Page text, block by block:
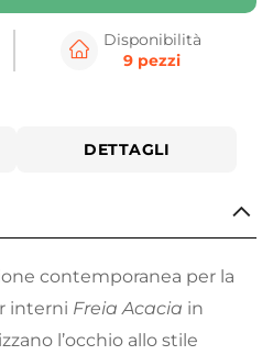
Disponibilità
9 pezzi
DETTAGLI
contemporanea per la
interni Freia Acacia in
l’occhio allo stile